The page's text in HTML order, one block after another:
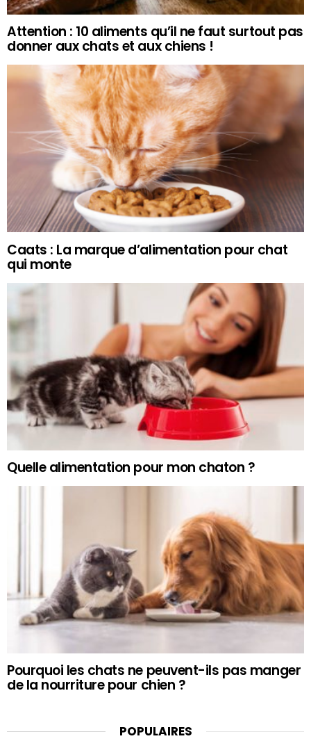
Attention : 10 aliments qu’il ne faut surtout pas
donner aux chats et aux chiens !
Caats : La marque d’alimentation pour chat
qui monte
Quelle alimentation pour mon chaton ?
Pourquoi les chats ne peuvent-ils pas manger
de la nourriture pour chien ?
POPULAIRES